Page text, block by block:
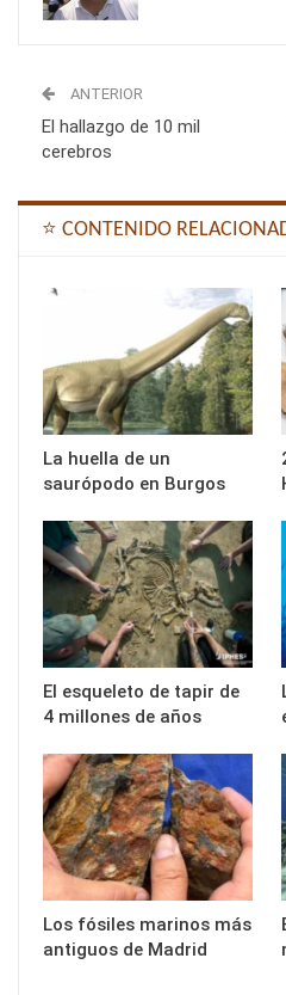
ANTERIOR
El hallazgo de 10 mil
cerebros
⭐ CONTENIDO
La huella de un
saurópodo en Burgos
El esqueleto de tapir de
4 millones de años
Los fósiles marinos más
antiguos de Madrid